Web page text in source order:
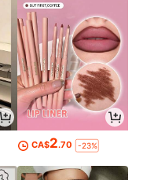
CA$2.70 -23%